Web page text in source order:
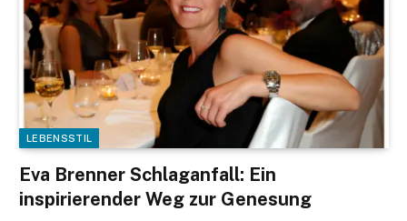
LEBENSSTIL
Eva Brenner Schlaganfall: Ein
inspirierender Weg zur Genesung